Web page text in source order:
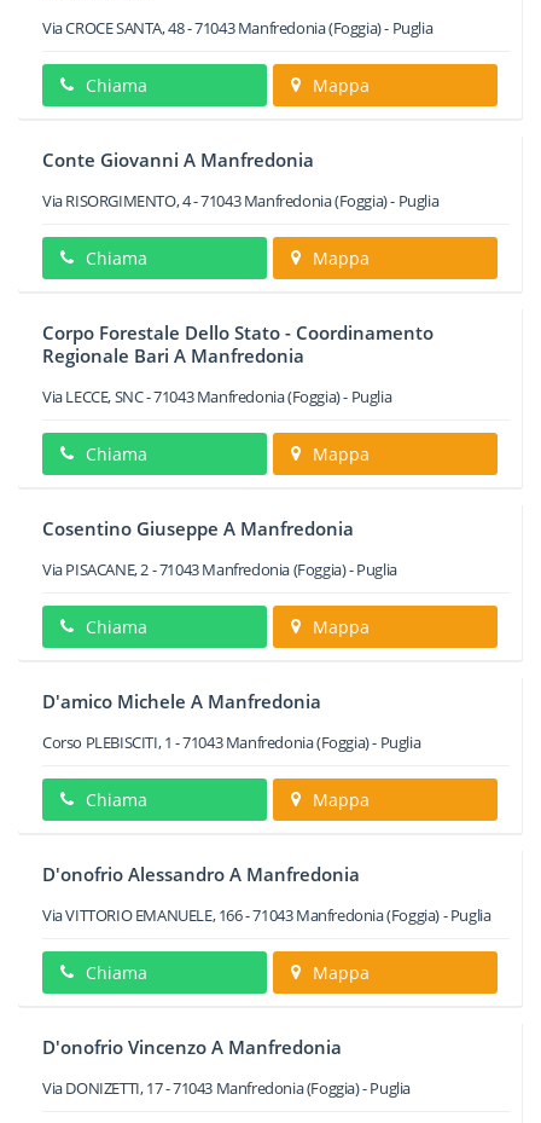
Via CROCE SANTA, 48-71043 Manfredonia(Foggia) - Puglia
Chiama Mappa
Conte Giovanni A Manfredonia
Via RISORGIMENTO, 4-71043 Manfredonia(Foggia) - Puglia
Chiama Mappa
Corpo Forestale Dello Stato - Coordinamento
Regionale Bari A Manfredonia
Via LECCE, SNC-71043 Manfredonia(Foggia) - Puglia
Chiama Mappa
Cosentino Giuseppe A Manfredonia
Via PISACANE, 2-71043Manfredonia(Foggia) -Puglia
Chiama Mappa
D'amico Michele A Manfredonia
Corso PLEBISCITI, 1 -71043 Manfredonia(Foggia) - Puglia
Chiama Mappa
D'onofrio Alessandro A Manfredonia
Via VITTORIO EMANUELE, 166-71043Manfredonia(Foggia) -Puglia
Chiama Mappa
D'onofrio Vincenzo A Manfredonia
Via DONIZETTI, 17-71043 Manfredonia(Foggia) -Puglia